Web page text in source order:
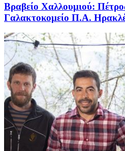
Βραβείο Χαλλουμιού:
Γαλακτοκομείο Π.Α.